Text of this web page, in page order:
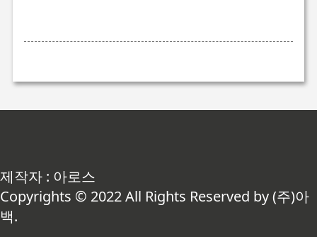
제작자 : 아로스
Copyrights © 2022 All Rights Reserved by (주)아
백.